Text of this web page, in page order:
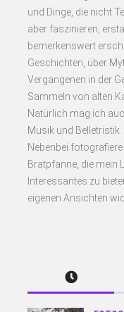
und Dinge, die nicht
aber faszinieren,
bemerkenswert
Geschichten, über
Vergangenen in der
Sammeln von alten
Natürlich mag ich
Musik und
Nebenbei
Bratpfanne, die mein
Interessantes zu
eigenen Ansichten